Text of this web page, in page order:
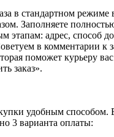
в стандартном режиме
Заполняете
этапам: адрес, способ
в комментарии к
поможет курьеру
заказ».
удобным способом.
3 варианта оплаты: